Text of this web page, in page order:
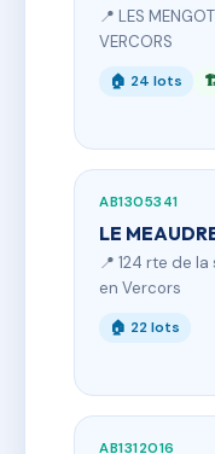
📍 LES
VERCORS
🏠 24 lots
AB1305341
LE
📍 124 rte de
en Vercors
🏠 22 lots
AB1312016